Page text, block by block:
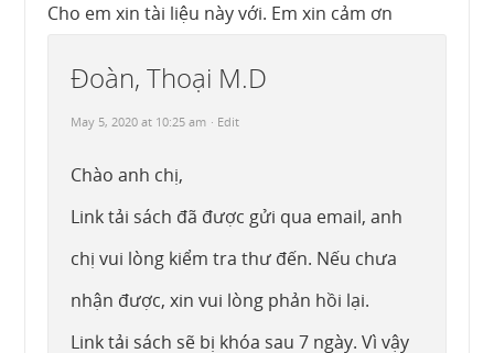
Cho em xin tài liệu này với. Em xin cảm ơn
Đoàn, Thoại M.D
May 5, 2020 at 10:25 am · Edit
Chào anh chị,
Link tải sách đã được gửi qua email, anh
chị vui lòng kiểm tra thư đến. Nếu chưa
nhận được, xin vui lòng phản hồi lại.
Link tải sách sẽ bị khóa sau 7 ngày. Vì vậy